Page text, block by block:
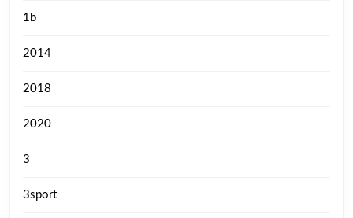
1b
2014
2018
2020
3
3sport